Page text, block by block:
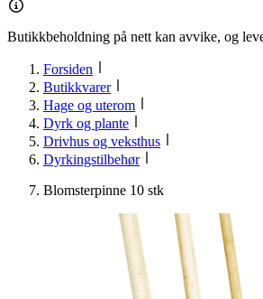
Butikkbeholdning på nett kan avvike, og
Forsiden
Butikkvarer
Hage og uterom
Dyrk og plante
Drivhus og veksthus
Dyrkingstilbehør
Blomsterpinne 10 stk